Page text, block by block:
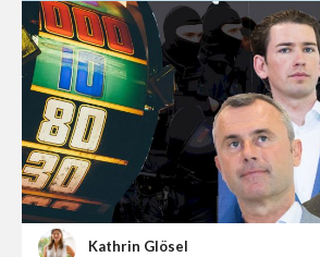
Kathrin Glösel